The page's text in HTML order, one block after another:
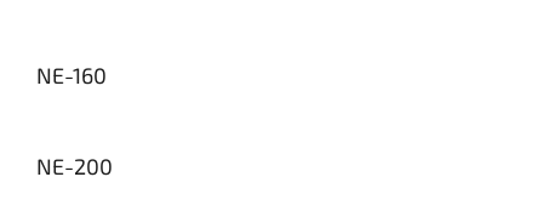
NE-160
NE-200